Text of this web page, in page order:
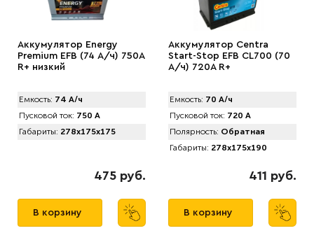
Аккумулятор Energy
Premium EFB (74 А/ч) 750A
R+ низкий
Емкость: 74 А/ч
Пусковой ток: 750 А
Габариты: 278x175x175
475 руб.
В корзину
Аккумулятор Centra
Start-Stop EFB CL700 (70
А/ч) 720A R+
Емкость: 70 А/ч
Пусковой ток: 720 А
Полярность: Обратная
Габариты: 278x175x190
411 руб.
В корзину